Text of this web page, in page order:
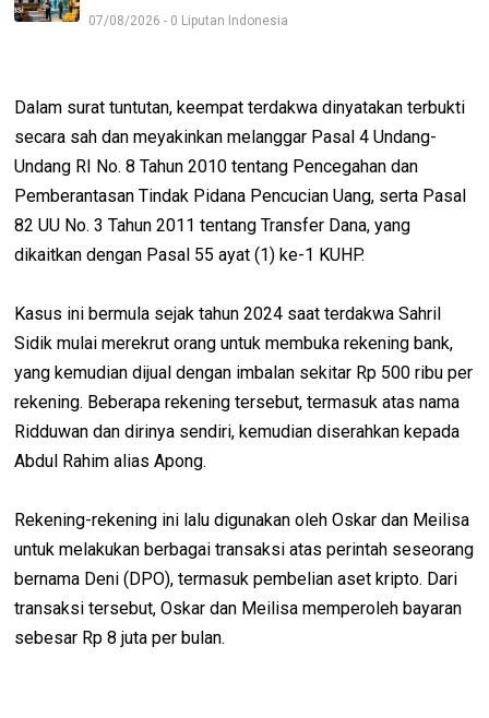
07/08/2026 - 0 Liputan Indonesia
Dalam surat tuntutan, keempat terdakwa dinyatakan terbukti
secara sah dan meyakinkan melanggar Pasal 4 Undang-
Undang RI No. 8 Tahun 2010 tentang Pencegahan dan
Pemberantasan Tindak Pidana Pencucian Uang, serta Pasal
82 UU No. 3 Tahun 2011 tentang Transfer Dana, yang
dikaitkan dengan Pasal 55 ayat (1) ke-1 KUHP.
Kasus ini bermula sejak tahun 2024 saat terdakwa Sahril
Sidik mulai merekrut orang untuk membuka rekening bank,
yang kemudian dijual dengan imbalan sekitar Rp 500 ribu per
rekening. Beberapa rekening tersebut, termasuk atas nama
Ridduwan dan dirinya sendiri, kemudian diserahkan kepada
Abdul Rahim alias Apong.
Rekening-rekening ini lalu digunakan oleh Oskar dan Meilisa
untuk melakukan berbagai transaksi atas perintah seseorang
bernama Deni (DPO), termasuk pembelian aset kripto. Dari
transaksi tersebut, Oskar dan Meilisa memperoleh bayaran
sebesar Rp 8 juta per bulan.